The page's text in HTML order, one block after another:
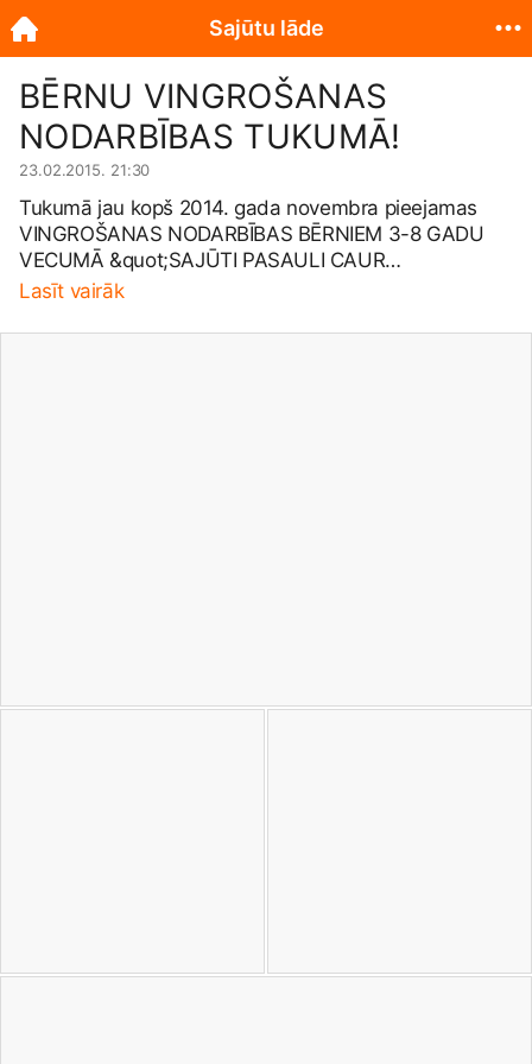
BĒRNU VINGROŠANAS
NODARBĪBAS TUKUMĀ!
23.02.2015. 21:30
Tukumā jau kopš 2014. gada novembra pieejamas
VINGROŠANAS NODARBĪBAS BĒRNIEM 3-8 GADU
VECUMĀ &quot;SAJŪTI PASAULI CAUR
KUSTĪBĀM&quot;. Fizioterapeites Baibas Loginas
Lasīt vairāk
Sajūtu lāde